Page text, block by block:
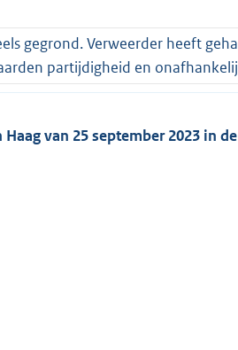
gegrond. Verweerder heeft
partijdigheid en
van 25 september 2023 in